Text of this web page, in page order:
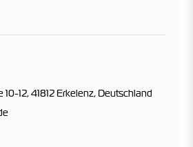
12, 41812 Erkelenz, Deutschland